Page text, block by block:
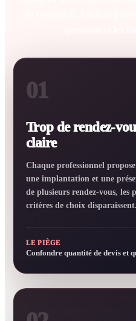
01
Trop de rendez-
claire
Chaque professionnel
une implantation et une
de plusieurs rendez-vous, les
critères de choix disparaissent.
LE PIÈGE
Confondre quantité de devis et